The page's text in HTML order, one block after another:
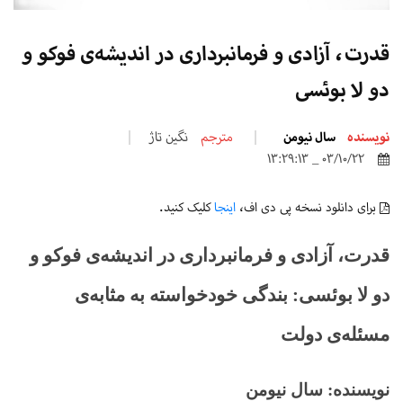
قدرت، آزادی و فرمانبرداری در اندیشه‌ی فوکو و
دو لا بوئسی
نویسنده سال نیومن مترجم نگین تاژ
03/10/22 _ 13:29:13
برای دانلود نسخه پی دی اف، اینجاکلیک کنید.
قدرت، آزادی و فرمانبرداری در اندیشه‌ی فوکو و
دو لا بوئسی: بندگی خودخواسته به مثابه‌ی
مسئله‌ی دولت
نویسنده: سال نیومن